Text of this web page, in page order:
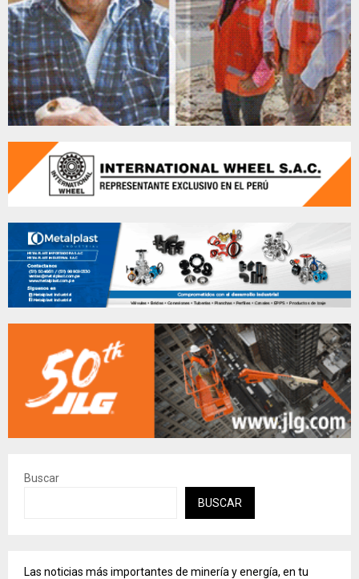
Buscar
BUSCAR
Las noticias más importantes de minería y energía, en tu